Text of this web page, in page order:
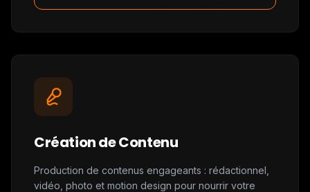
Création de Contenu
Production de contenus engageants : rédactionnel,
vidéo, photo et motion design pour nourrir votre